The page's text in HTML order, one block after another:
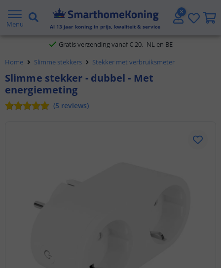
Menu Al 13 jaar koning in prijs, kwaliteit & service
2 jaar garantie
Gratis verzending vanaf € 20,- NL en BE
Klantbeoordeling 9.1
Voor 23:45 uur besteld,
Home Slimme stekkers Stekker met verbruiksmeter
Slimme stekker - dubbel - Met
energiemeting
(5 reviews)